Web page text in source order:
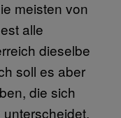
meisten von
alle
dieselbe
soll es aber
die sich